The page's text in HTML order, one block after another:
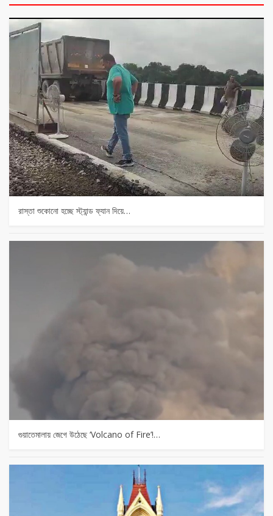
রাস্তা শুকোনো হচ্ছে স্ট্যান্ড ফ্যান দিয়ে…
গুয়াতেমালায় জেগে উঠেছে ‘Volcano of Fire’!…